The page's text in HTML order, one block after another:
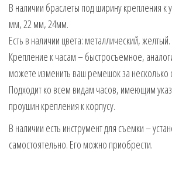
В наличии браслеты под ширину крепления
мм, 22 мм, 24мм.
Есть в наличии цвета: металлический, желтый.
Крепление к часам – быстросъемное,
можете изменить ваш ремешок за несколько
Подходит ко всем видам часов, имеющим
проушин крепления к корпусу.
В наличии есть инструмент для съемки –
самостоятельно. Его можно приобрести.